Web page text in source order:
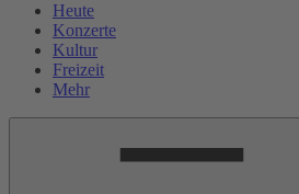
Heute
Konzerte
Kultur
Freizeit
Mehr